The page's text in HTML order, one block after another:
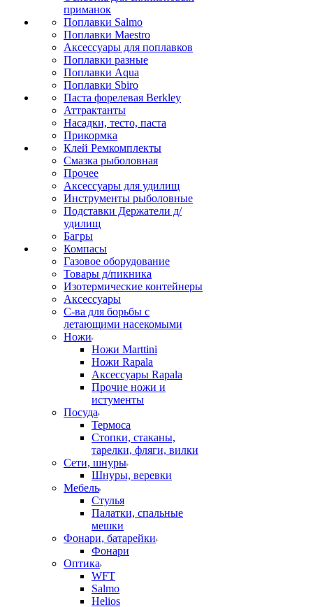
приманок
Поплавки Salmo
Поплавки Maestro
Аксессуары для поплавков
Поплавки разные
Поплавки Aqua
Поплавки Sbiro
Паста форелевая Berkley
Аттрактанты
Насадки, тесто, паста
Прикормка
Клей Ремкомплекты
Смазка рыболовная
Прочее
Аксессуары для удилищ
Инструменты рыболовные
Подставки Держатели д/
удилищ
Багры
Компасы
Газовое оборудование
Товары д/пикника
Изотермические контейнеры
Аксессуары
С-ва для борьбы с
летающими насекомыми
Ножи
Ножи Marttini
Ножи Rapala
Аксессуары Rapala
Прочие ножи и
истументы
Посуда
Термоса
Стопки, стаканы,
тарелки, фляги, вилки
Сети, шнуры
Шнуры, веревки
Мебель
Стулья
Палатки, спальные
мешки
Фонари, батарейки
Фонари
Оптика
WFT
Salmo
Helios